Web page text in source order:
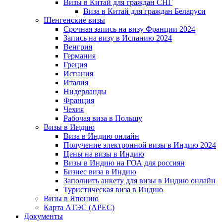
Визы в Китай для граждан СНГ
Виза в Китай для граждан Беларуси
Шенгенские визы
Срочная запись на визу Франции 2024
Запись на визу в Испанию 2024
Венгрия
Германия
Греция
Испания
Италия
Нидерланды
Франция
Чехия
Рабочая виза в Польшу
Визы в Индию
Виза в Индию онлайн
Получение электронной визы в Индию 2024
Цены на визы в Индию
Визы в Индию на ГОА для россиян
Бизнес виза в Индию
Заполнить анкету для визы в Индию онлайн
Туристическая виза в Индию
Визы в Японию
Карта АТЭС (APEC)
Документы